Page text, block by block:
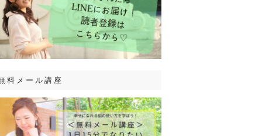
料メール講座